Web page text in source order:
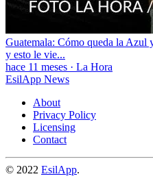
Guatemala: Cómo queda la Azul
y esto le vie...
hace 11 meses · La Hora
EsilApp News
About
Privacy Policy
Licensing
Contact
© 2022 EsilApp.